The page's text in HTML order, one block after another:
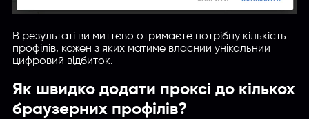
В результаті ви миттєво отримаєте потрібну кількість
профілів, кожен з яких матиме власний унікальний
цифровий відбиток.
Як швидко додати проксі до кількох
браузерних профілів?